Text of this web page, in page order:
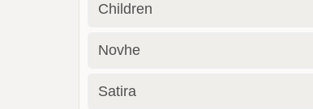
Children
Novhe
Satira